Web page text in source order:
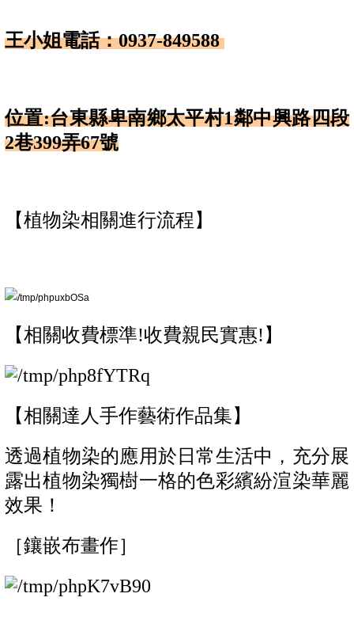
王小姐電話：0937-849588
位置:台東縣卑南鄉太平村1鄰中興路四段
2巷399弄67號
【植物染相關進行流程】
【相關收費標準!收費親民實惠!】
【相關達人手作藝術作品集】
透過植物染的應用於日常生活中，充分展
露出植物染獨樹一格的色彩繽紛渲染華麗
效果！
［鑲嵌布畫作］